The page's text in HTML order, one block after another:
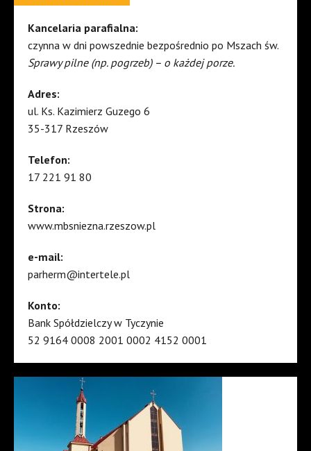
Kancelaria parafialna:
czynna w dni powszednie bezpośrednio po Mszach św.
Sprawy pilne (np. pogrzeb) – o każdej porze.
Adres:
ul. Ks. Kazimierz Guzego 6
35-317 Rzeszów
Telefon:
17 221 91 80
Strona:
www.mbsniezna.rzeszow.pl
e-mail:
parherm@intertele.pl
Konto:
Bank Spółdzielczy w Tyczynie
52 9164 0008 2001 0002 4152 0001